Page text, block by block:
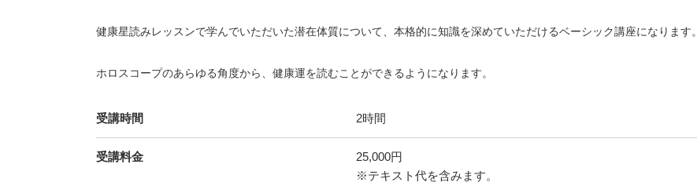
健康星読みレッスンで学んでいただいた潜在体質について、本格的に知識を深めていただけるベーシック講座になります。
ホロスコープのあらゆる角度から、健康運を読むことができるようになります。
受講時間 2時間
受講料金
25,000円
※テキスト代を含みます。